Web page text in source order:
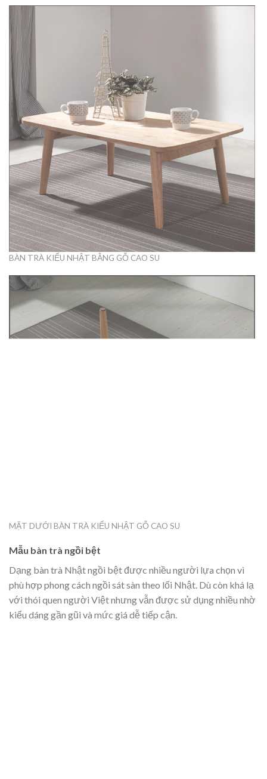
BÀN TRÀ KIỂU NHẬT BẰNG GỖ CAO SU
MẶT DƯỚI BÀN TRÀ KIỂU NHẬT GỖ CAO SU
Mẫu bàn trà ngồi bệt
Dạng bàn trà Nhật ngồi bệt được nhiều người lựa chọn vì
phù hợp phong cách ngồi sát sàn theo lối Nhật. Dù còn khá lạ
với thói quen người Việt nhưng vẫn được sử dụng nhiều nhờ
kiểu dáng gần gũi và mức giá dễ tiếp cận.